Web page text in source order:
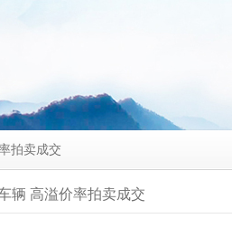
拍卖成交
辆 高溢价率拍卖成交